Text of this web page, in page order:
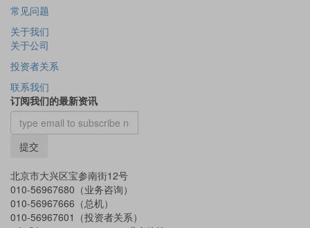
常见问题
关于我们
关于公司
投资者关系
联系我们
订阅我们的最新资讯
提交
北京市大兴区宝参南街12号
010-56967680（业务咨询）
010-56967666（总机）
010-56967601（投资者关系）